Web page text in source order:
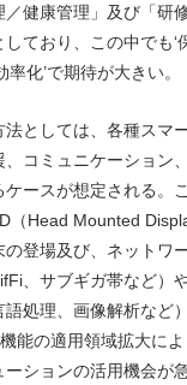
健康管理」及び「研
ており、この中でも‘
率化’で期待が大きい。
法としては、各種スマ
、コミュニケーション
ケースが想定される。
（Head Mounted
の登場及び、ネットワ
、サブギガ帯など）
語処理、画像解析など
能の適用領域拡大に
ーションの活用機会が